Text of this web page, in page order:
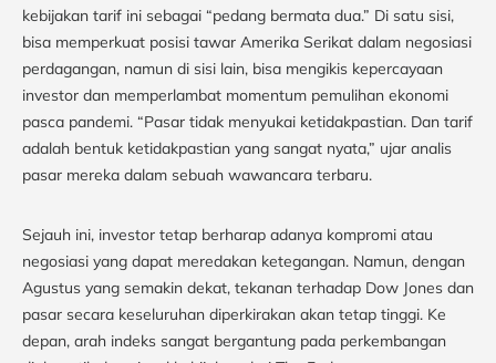
kebijakan tarif ini sebagai “pedang bermata dua.” Di satu sisi,
bisa memperkuat posisi tawar Amerika Serikat dalam negosiasi
perdagangan, namun di sisi lain, bisa mengikis kepercayaan
investor dan memperlambat momentum pemulihan ekonomi
pasca pandemi. “Pasar tidak menyukai ketidakpastian. Dan tarif
adalah bentuk ketidakpastian yang sangat nyata,” ujar analis
pasar mereka dalam sebuah wawancara terbaru.
Sejauh ini, investor tetap berharap adanya kompromi atau
negosiasi yang dapat meredakan ketegangan. Namun, dengan
Agustus yang semakin dekat, tekanan terhadap Dow Jones dan
pasar secara keseluruhan diperkirakan akan tetap tinggi. Ke
depan, arah indeks sangat bergantung pada perkembangan